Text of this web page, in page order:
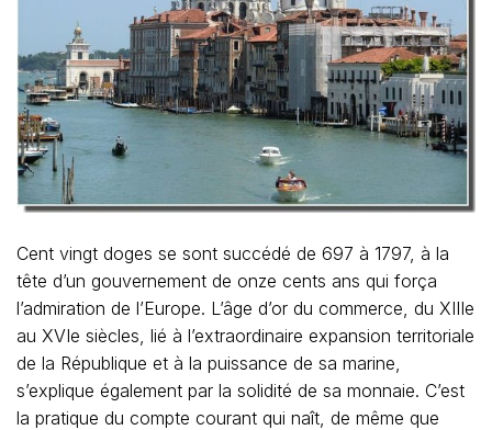
Cent vingt doges se sont succédé de 697 à 1797, à la
tête d’un gouvernement de onze cents ans qui força
l’admiration de l’Europe. L’âge d’or du commerce, du XIIIe
au XVIe siècles, lié à l’extraordinaire expansion territoriale
de la République et à la puissance de sa marine,
s’explique également par la solidité de sa monnaie. C’est
la pratique du compte courant qui naît, de même que